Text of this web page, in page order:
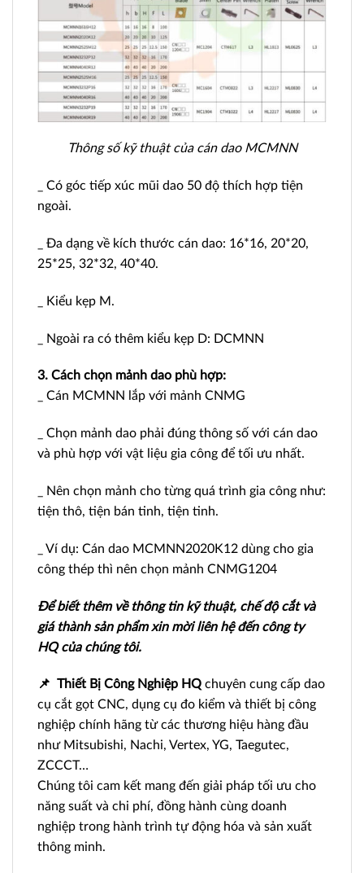
Thông số kỹ thuật của cán dao MCMNN
_ Có góc tiếp xúc mũi dao 50 độ thích hợp tiện
ngoài.
_ Đa dạng về kích thước cán dao: 16*16, 20*20,
25*25, 32*32, 40*40.
_ Kiểu kẹp M.
_ Ngoài ra có thêm kiểu kẹp D: DCMNN
3. Cách chọn mảnh dao phù hợp:
_ Cán MCMNN lắp với mảnh CNMG
_ Chọn mảnh dao phải đúng thông số với cán dao
và phù hợp với vật liệu gia công để tối ưu nhất.
_ Nên chọn mảnh cho từng quá trình gia công như:
tiện thô, tiện bán tinh, tiện tinh.
_ Ví dụ: Cán dao MCMNN2020K12 dùng cho gia
công thép thì nên chọn mảnh CNMG1204
Để biết thêm về thông tin kỹ thuật, chế độ cắt và
giá thành sản phẩm xin mời liên hệ đến công ty
HQ của chúng tôi.
📌 Thiết Bị Công Nghiệp HQ chuyên cung cấp dao
cụ cắt gọt CNC, dụng cụ đo kiểm và thiết bị công
nghiệp chính hãng từ các thương hiệu hàng đầu
như Mitsubishi, Nachi, Vertex, YG, Taegutec,
ZCCCT…
Chúng tôi cam kết mang đến giải pháp tối ưu cho
năng suất và chi phí, đồng hành cùng doanh
nghiệp trong hành trình tự động hóa và sản xuất
thông minh.